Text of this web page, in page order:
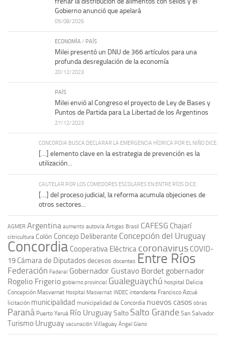
Gobierno anunció que apelará
05/08/2026
ECONOMÍA / PAÍS
Milei presentó un DNU de 366 artículos para una
profunda desregulación de la economía
20/12/2023
PAÍS
Milei envió al Congreso el proyecto de Ley de Bases y
Puntos de Partida para La Libertad de los Argentinos
27/12/2023
CONCORDIA BUSCA DECLARAR LA EMERGENCIA HÍDRICA POR EL NIÑO DICE:
[…] elemento clave en la estrategia de prevención es la
utilización...
CAUTELAR POR LOS COMEDORES ESCOLARES EN ENTRE RÍOS DICE:
[…] del proceso judicial, la reforma acumula objeciones de
otros sectores...
AGMER Argentina aumento autovía Artigas Brasil CAFESG Chajarí
citricultura Colón Concejo Deliberante Concepción del Uruguay
Concordia Cooperativa Eléctrica coronavirus COVID-
19 Cámara de Diputadosdecesos docentes Entre Ríos
Federación Federal Gobernador Gustavo Bordet gobernador
Rogelio Frigerio gobierno provincial Gualeguaychú hospital Delicia
Concepción Masvernat Hospital Masvernat INDEC intendente Francisco Azcué
licitación municipalidad municipalidad de Concordia nuevos casos obras
Paraná Puerto Yeruá Río UruguaySalto Salto Grande San Salvador
Turismo Uruguay vacunación Villaguay Ángel Giano